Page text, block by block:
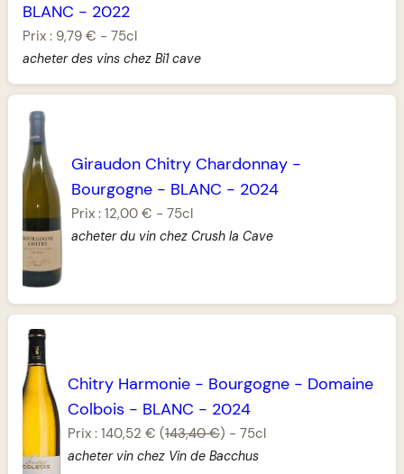
BLANC - 2022
Prix : 9,79 € - 75cl
acheter des vins chez Bi1 cave
Giraudon Chitry Chardonnay -
Bourgogne - BLANC - 2024
Prix :12,00 € -75cl
acheter du vin chez Crush la Cave
Chitry Harmonie- Bourgogne- Domaine
Colbois - BLANC - 2024
Prix : 140,52 € (143,40 €) - 75cl
acheter vin chez Vin de Bacchus